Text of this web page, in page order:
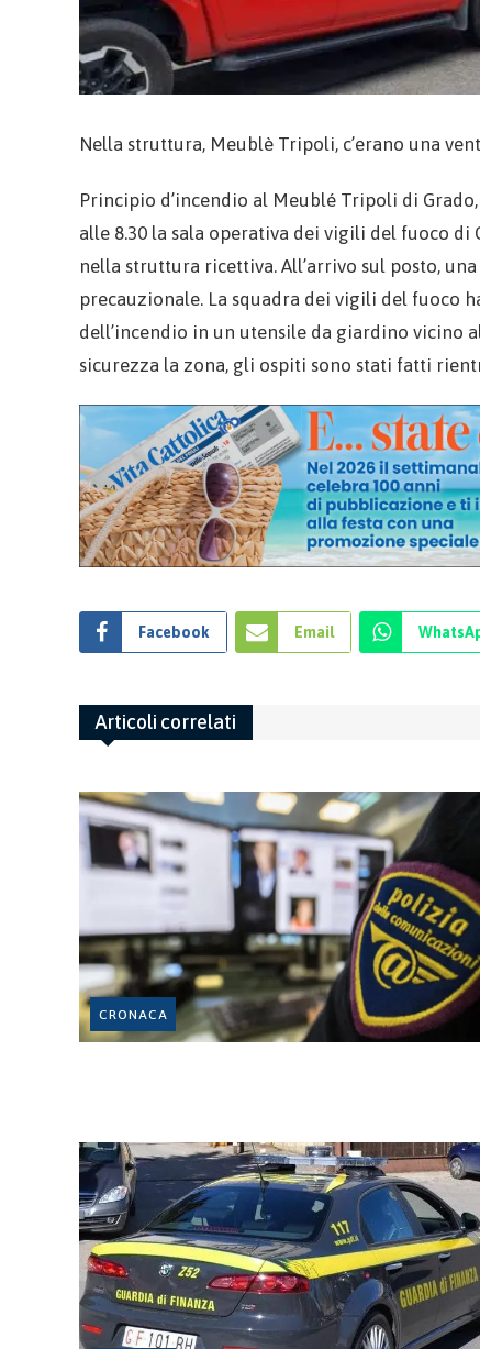
Nella struttura, Meublè Tripoli, c’erano una
Principio d’incendio al Meublé Tripoli di
alle 8.30 la sala operativa dei vigili del fuoco di
nella struttura ricettiva. All’arrivo sul posto,
precauzionale. La squadra dei vigili del fuoco
dell’incendio in un utensile da giardino vicino
sicurezza la zona, gli ospiti sono stati fatti
Facebook Email
Articoli correlati
CRONACA